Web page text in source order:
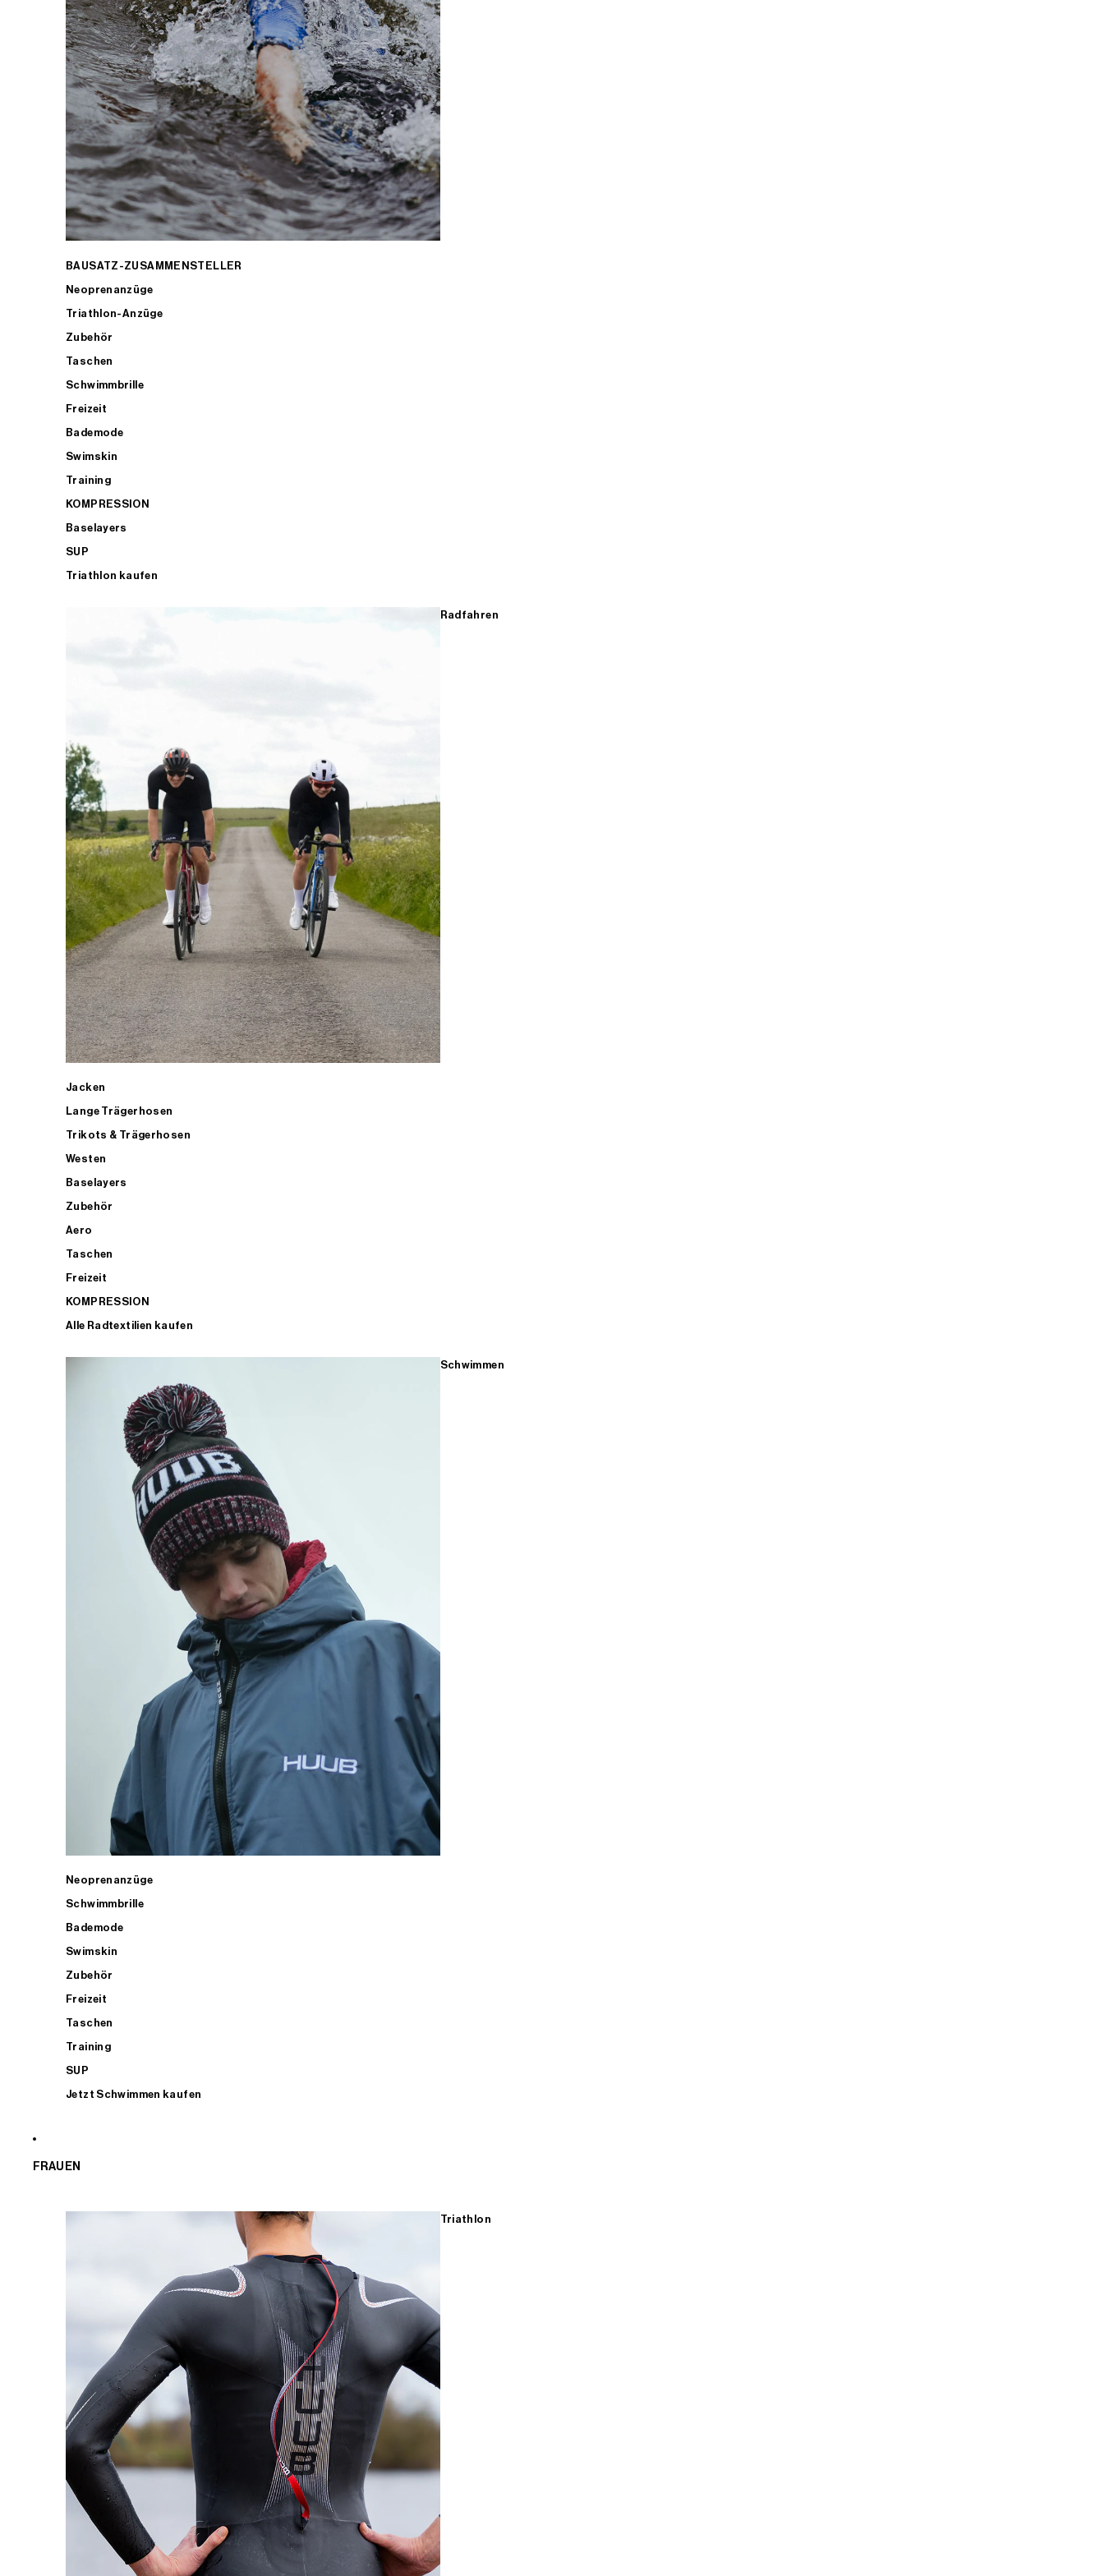
BAUSATZ-ZUSAMMENSTELLER
Neoprenanzüge
Triathlon-Anzüge
Zubehör
Taschen
Schwimmbrille
Freizeit
Bademode
Swimskin
Training
KOMPRESSION
Baselayers
SUP
Triathlon kaufen
Radfahren
Jacken
Lange Trägerhosen
Trikots & Trägerhosen
Westen
Baselayers
Zubehör
Aero
Taschen
Freizeit
KOMPRESSION
Alle Radtextilien kaufen
Schwimmen
Neoprenanzüge
Schwimmbrille
Bademode
Swimskin
Zubehör
Freizeit
Taschen
Training
SUP
Jetzt Schwimmen kaufen
FRAUEN
Triathlon